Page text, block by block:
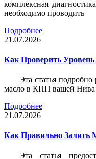
комплексная
необходимо проводить
Подробнее
21.07.2026
Как Проверить
Эта статья подробно
масло в КПП вашей
Подробнее
21.07.2026
Как Правильно
Эта статья